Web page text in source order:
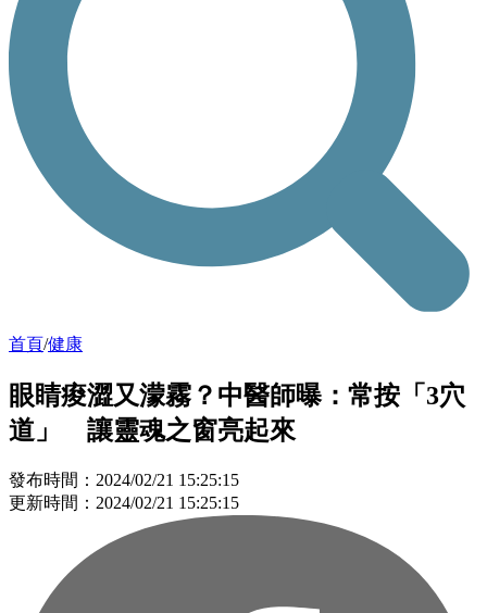
首頁/健康
眼睛痠澀又濛霧？中醫師曝：常按「3穴
道」 讓靈魂之窗亮起來
發布時間：2024/02/21 15:25:15
更新時間：2024/02/21 15:25:15